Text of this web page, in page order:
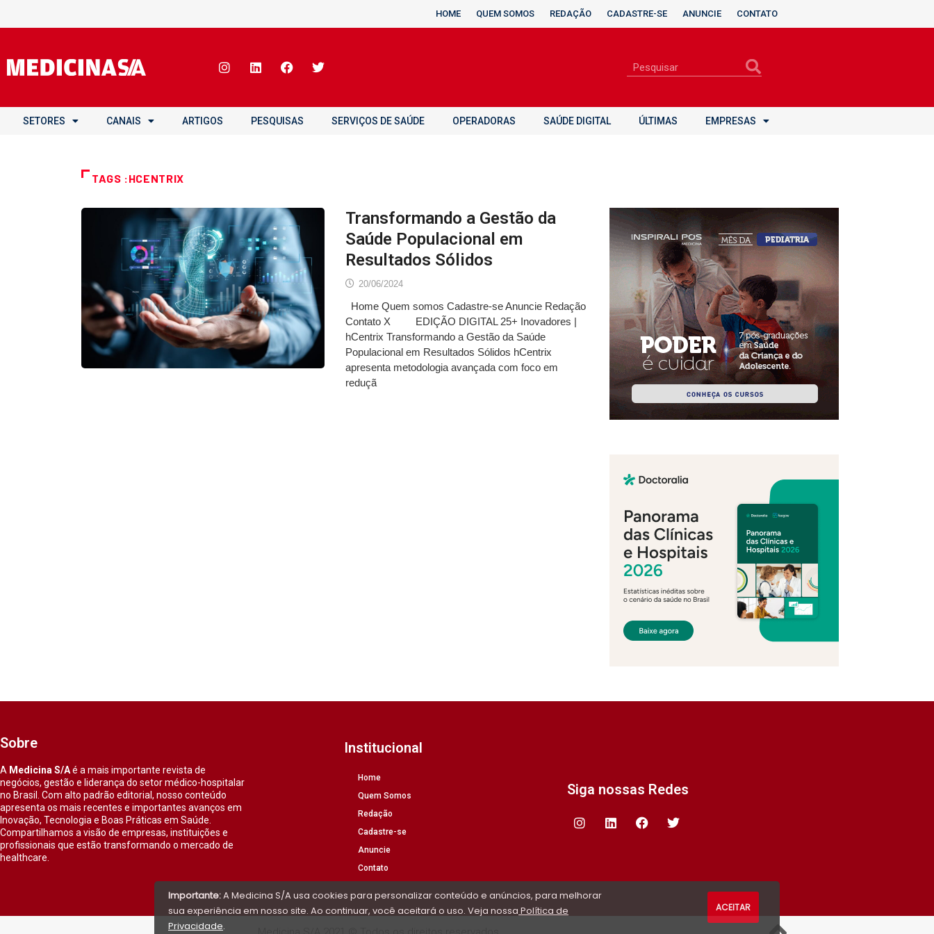
HOME QUEM SOMOS REDAÇÃO CADASTRE-SE ANUNCIE CONTATO
SETORES CANAIS ARTIGOS PESQUISAS SERVIÇOS DE SAÚDE OPERADORAS SAÚDE DIGITAL ÚLTIMAS EMPRESAS
TAGS :HCENTRIX
Transformando a Gestão da
Saúde Populacional em
Resultados Sólidos
20/06/2024
Home Quem somos Cadastre-se Anuncie Redação
Contato X EDIÇÃO DIGITAL 25+ Inovadores |
hCentrix Transformando a Gestão da Saúde
Populacional em Resultados Sólidos hCentrix
apresenta metodologia avançada com foco em
reduçã
Sobre
A Medicina S/Aé a mais importante revista de
negócios, gestão e liderança do setor médico-hospitalar
no Brasil. Com alto padrão editorial, nosso conteúdo
apresenta os mais recentes e importantes avanços em
Inovação, Tecnologia e Boas Práticas em Saúde.
Compartilhamos a visão de empresas, instituições e
profissionais que estão transformando o mercado de
healthcare.
Institucional
Home
Quem Somos
Redação
Cadastre-se
Anuncie
Contato
Siga nossas Redes
Importante:A Medicina S/A usa cookies para personalizar conteúdo e anúncios, para melhorar
sua experiência em nosso site. Ao continuar, você aceitará o uso. Veja nossa Política de
Privacidade.
ACEITAR